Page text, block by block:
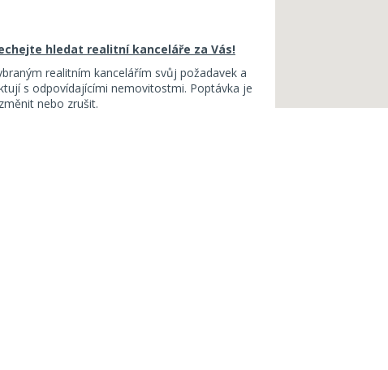
hledat realitní kanceláře za Vás!
realitním kancelářím svůj požadavek a
s odpovídajícími nemovitostmi. Poptávka je
nebo zrušit.